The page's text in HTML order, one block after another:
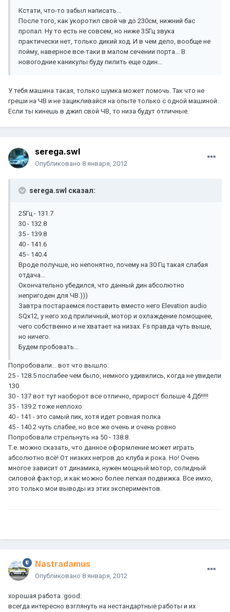
Кстати, что-то забыл написать...
После того, как укоротил свой чв до 230см, нижний бас
пропал. Ну то есть не совсем, но ниже 35Гц звука
практически нет, только дикий ход. И в чем дело, вообще не
пойму, наверное все-таки в малом сечении порта... В
новогодние каникулы буду пилить еще один...
У тебя машина такая, только шумка может помочь. Так что не
греши на ЧВ и не зацикливайся на опыте только с одной машиной.
Если ты кинешь в джип свой ЧВ, то низа будут отличные.
serega.swl
Опубликовано 8 января, 2012
serega.swl сказал:
25Гц - 131.7
30 - 132.8
35 - 139.8
40 - 141.6
45 - 140.4
Вроде получше, но непонятно, почему на 30 Гц такая слабая
отдача...
Окончательно убедился, что данный дин абсолютно
непригоден для ЧВ.)))
Завтра постараемся поставить вместо него Elevation audio
SQx12, у него ход приличный, мотор и охлаждение помощнее,
чего собственно и не хватает на низах. Fs правда чуть выше,
но ничего.
Будем пробовать...
Попробовали... вот что вышло:
25 - 128.5 послабее чем было, немного удивились, когда не увидели
130
30 - 137 вот тут наоборот все отлично, прирост больше 4 Дб!!!!!
35 - 139.2 тоже неплохо
40 - 141 - это самый пик, хотя идет ровная полка
45 - 140.2 чуть слабее, но все же очень и очень ровно
Попробовали стрельнуть на 50 - 138.8.
Т.е. можно сказать, что данное оформление может играть
абсолютно всё! От низких негров до клуба и рока. Но! Очень
многое зависит от динамика, нужен мощный мотор, солидный
силовой фактор, и как можно более легкая подвижка. Все имхо,
это только мои выводы из этих экспериментов.
Nastradamus
Опубликовано 8 января, 2012
хорошая работа :good:
всегда интересно взглянуть на нестандартные работы и их